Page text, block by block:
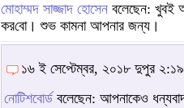
মোহাম্মদ সাজ্জাদ হোসেন বলেছেন: খুবই
কর‌বো। শুভ কামনা আপনার জন্য।
১৬ ই সেপ্টেম্বর, ২০১৮ দুপুর ২:১৯
নোটিশবোর্ড বলেছেন: আপনাকেও